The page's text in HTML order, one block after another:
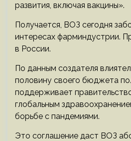
развития, включая вакцины».
Получается, ВОЗ сегодня
интересах фарм­индустрии.
в России.
По данным создателя
половину своего бюджета
поддерживает
глобальным
борьбе с пандемиями.
Это соглашение даст ВОЗ